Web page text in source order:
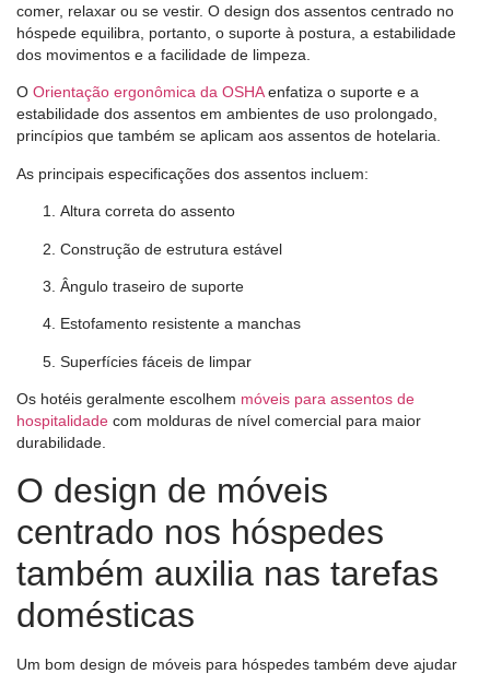
comer, relaxar ou se vestir. O design dos assentos centrado no
hóspede equilibra, portanto, o suporte à postura, a estabilidade
dos movimentos e a facilidade de limpeza.
O Orientação ergonômica da OSHAenfatiza o suporte e a
estabilidade dos assentos em ambientes de uso prolongado,
princípios que também se aplicam aos assentos de hotelaria.
As principais especificações dos assentos incluem:
Altura correta do assento
Construção de estrutura estável
Ângulo traseiro de suporte
Estofamento resistente a manchas
Superfícies fáceis de limpar
Os hotéis geralmente escolhem móveis para assentos de
hospitalidade com molduras de nível comercial para maior
durabilidade.
O design de móveis
centrado nos hóspedes
também auxilia nas tarefas
domésticas
Um bom design de móveis para hóspedes também deve ajudar